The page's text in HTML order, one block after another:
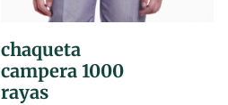
chaqueta
campera 1000
rayas